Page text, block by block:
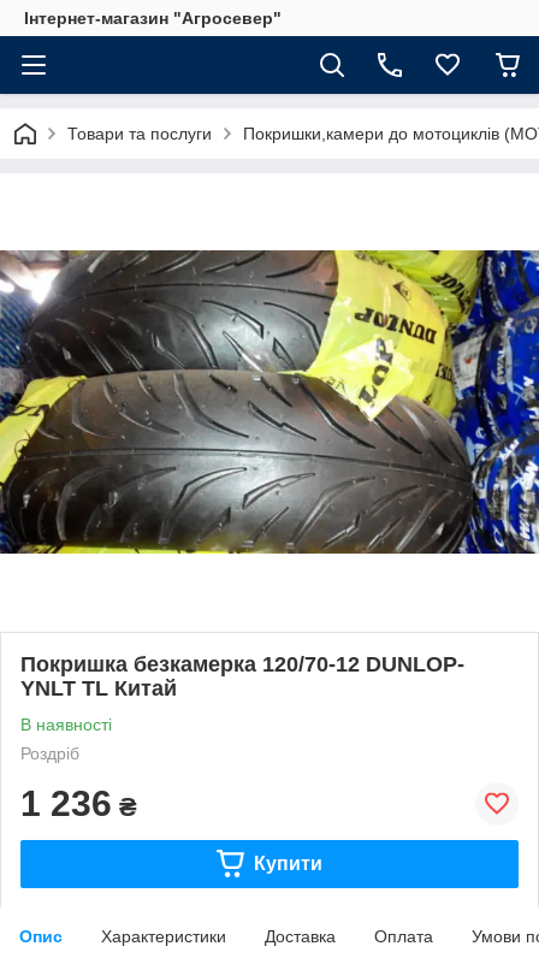
Інтернет-магазин "Агросевер"
Товари та послуги Покришки,камери до мотоциклів
Покришка безкамерка 120/70-12 DUNLOP-
YNLT TL Китай
В наявності
Роздріб
1 236 ₴
Купити
Опис Характеристики Доставка Оплата Умови